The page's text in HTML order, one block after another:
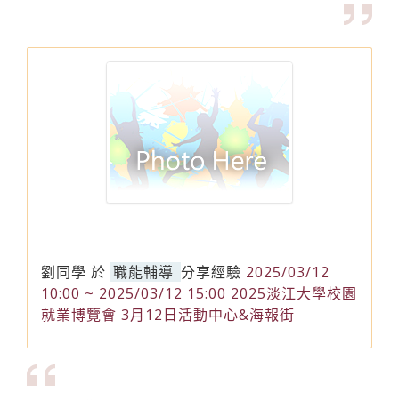
劉同學 於 職能輔導 分享經驗 2025/03/12
10:00 ~ 2025/03/12 15:00 2025淡江大學校園
就業博覽會 3月12日活動中心&海報街